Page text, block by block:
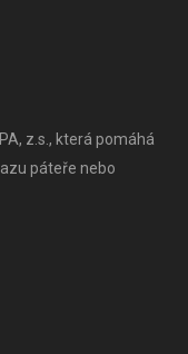
z.s., která pomáhá
páteře nebo